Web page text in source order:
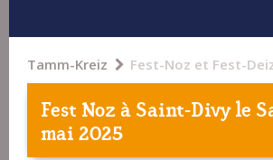
Tamm-Kreiz Fest-Noz et Fest-
Fest Noz àSaint-Divyle
mai 2025